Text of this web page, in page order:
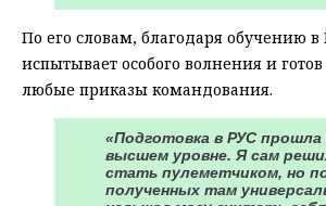
По его словам, благодаря обучению в
испытывает особого волнения и
любые приказы командования.
«Подготовка в РУС прошла
высшем уровне. Я сам
стать пулеметчиком, но
полученных там